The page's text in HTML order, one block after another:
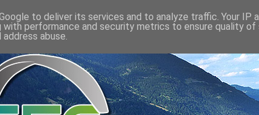
to deliver its services and to analyze traffic. Your IP
with performance and security metrics to ensure quality of
abuse.